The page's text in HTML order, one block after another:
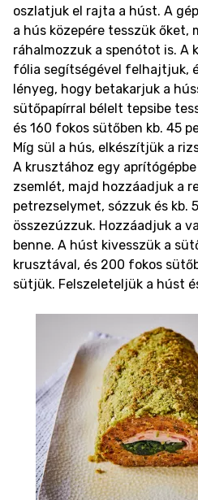
oszlatjuk el rajta a húst. A
a hús közepére tesszük őket,
ráhalmozzuk a spenótot is.
fólia segítségével felhajtjuk,
lényeg, hogy betakarjuk a
sütőpapírral bélelt tepsibe
és 160 fokos sütőben kb. 45
Míg sül a hús, elkészítjük a
A krusztához egy
zsemlét, majd hozzáadjuk a
petrezselymet, sózzuk és kb.
összezúzzuk. Hozzáadjuk a
benne. A húst kivesszük a
krusztával, és 200 fokos
sütjük. Felszeleteljük a húst